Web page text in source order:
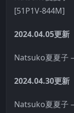
[51P1V-844M]
2024.04.05更新
Natsuko夏夏子
2024.04.30更新
Natsuko夏夏子